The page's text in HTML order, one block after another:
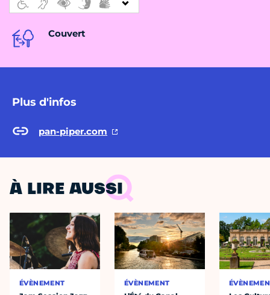
Couvert
Plus d'infos
pan-piper.com
À LIRE AUSSI
ÉVÈNEMENT ÉVÈNEMENT